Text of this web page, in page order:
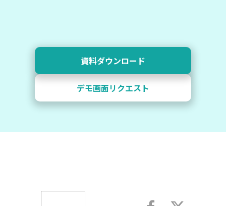
デモ画面リクエスト
資料ダウンロード